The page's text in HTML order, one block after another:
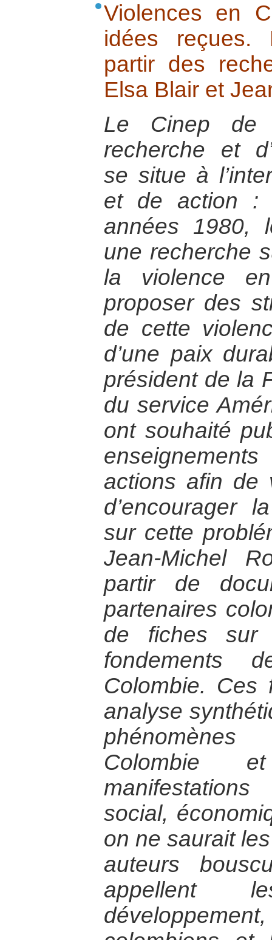
Violences en
idées reçues.
partir des
Elsa Blair et
Le Cinep de
recherche et
se situe à
et de action :
années 1980,
une recherche
la violence
proposer des
de cette
d’une paix
président de la
du service
ont souhaité
actions afin de
d’encourager
sur cette
Jean-Michel
partir de
partenaires
de fiches
fondements
Colombie. Ces
analyse
Colombie
social,
on ne saurait
auteurs
appellent